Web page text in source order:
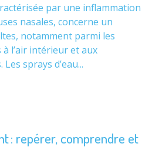
par une inflammation
nasales, concerne un
notamment parmi les
l’air intérieur et aux
sprays d’eau...
: repérer, comprendre et